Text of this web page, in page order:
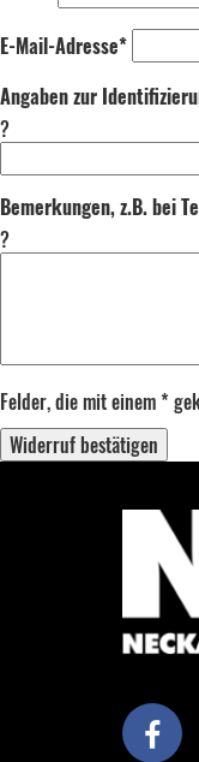
E-Mail-Adresse*
Angaben zur
?
Bemerkungen, z.B. bei
?
Felder, die mit einem *
Widerruf bestätigen